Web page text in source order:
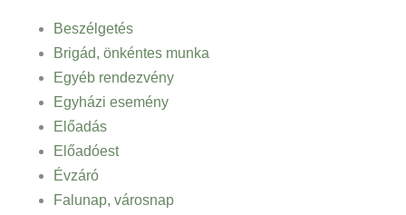
Beszélgetés
Brigád, önkéntes munka
Egyéb rendezvény
Egyházi esemény
Előadás
Előadóest
Évzáró
Falunap, városnap